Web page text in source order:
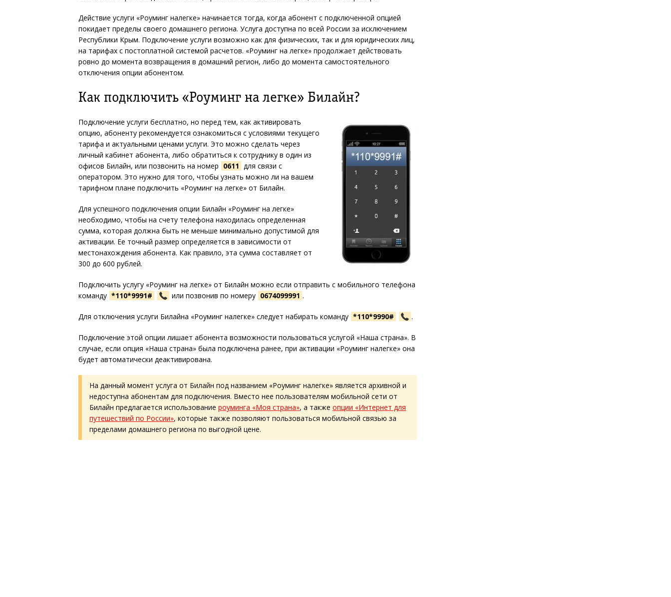
Действие услуги «Роуминг налегке» начинается тогда, когда абонент с подключенной опцией
покидает пределы своего домашнего региона. Услуга доступна по всей России за исключением
Республики Крым. Подключение услуги возможно как для физических, так и для юридических лиц,
на тарифах с постоплатной системой расчетов. «Роуминг на легке» продолжает действовать
ровно до момента возвращения в домашний регион, либо до момента самостоятельного
отключения опции абонентом.
Как подключить «Роуминг на легке» Билайн?
Подключение услуги бесплатно, но перед тем, как активировать
опцию, абоненту рекомендуется ознакомиться с условиями текущего
тарифа и актуальными ценами услуги. Это можно сделать через
личный кабинет абонента, либо обратиться к сотруднику в один из
офисов Билайн, или позвонить на номер 0611 для связи с
оператором. Это нужно для того, чтобы узнать можно ли на вашем
тарифном плане подключить «Роуминг на легке» от Билайн.
Для успешного подключения опции Билайн «Роуминг на легке»
необходимо, чтобы на счету телефона находилась определенная
сумма, которая должна быть не меньше минимально допустимой для
активации. Ее точный размер определяется в зависимости от
местонахождения абонента. Как правило, эта сумма составляет от
300 до 600 рублей.
Подключить услугу «Роуминг на легке» от Билайн можно если отправить с мобильного телефона
команду *110*9991# или позвонив по номеру 0674099991 .
Для отключения услуги Билайна «Роуминг налегке» следует набирать команду *110*9990# .
Подключение этой опции лишает абонента возможности пользоваться услугой «Наша страна». В
случае, если опция «Наша страна» была подключена ранее, при активации «Роуминг налегке» она
будет автоматически деактивирована.
На данный момент услуга от Билайн под названием «Роуминг налегке» является архивной и
недоступна абонентам для подключения. Вместо нее пользователям мобильной сети от
Билайн предлагается использование роуминга «Моя страна», а также опции «Интернет для
путешествий по России», которые также позволяют пользоваться мобильной связью за
пределами домашнего региона по выгодной цене.